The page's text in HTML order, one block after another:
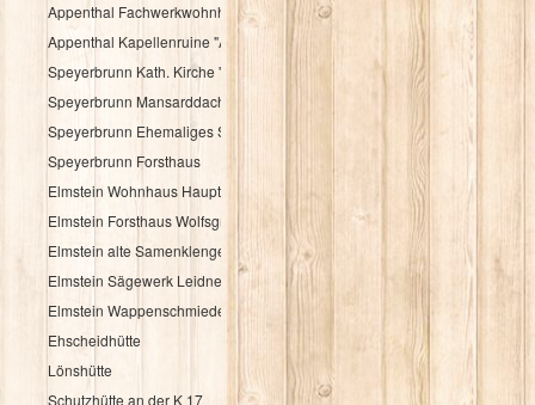
Appenthal Fachwerkwohnhaus Talstraße 2
Appenthal Kapellenruine "Alter Turm"
Speyerbrunn Kath. Kirche "St. Wendelinus u. St. Hubertus"
Speyerbrunn Mansarddachbau
Speyerbrunn Ehemaliges Schulhaus
Speyerbrunn Forsthaus
Elmstein Wohnhaus Hauptstraße 48
Elmstein Forsthaus Wolfsgrube
Elmstein alte Samenklenge
Elmstein Sägewerk Leidner
Elmstein Wappenschmiede
Ehscheidhütte
Lönshütte
Schutzhütte an der K 17